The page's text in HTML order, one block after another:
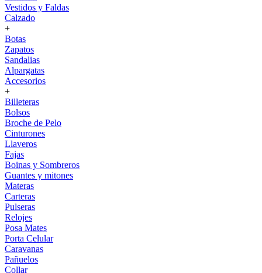
Vestidos y Faldas
Calzado
+
Botas
Zapatos
Sandalias
Alpargatas
Accesorios
+
Billeteras
Bolsos
Broche de Pelo
Cinturones
Llaveros
Fajas
Boinas y Sombreros
Guantes y mitones
Materas
Carteras
Pulseras
Relojes
Posa Mates
Porta Celular
Caravanas
Pañuelos
Collar